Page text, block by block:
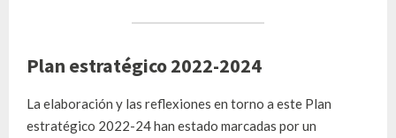
Plan estratégico 2022-2024
La elaboración y las reflexiones en torno a este Plan
estratégico 2022-24 han estado marcadas por un